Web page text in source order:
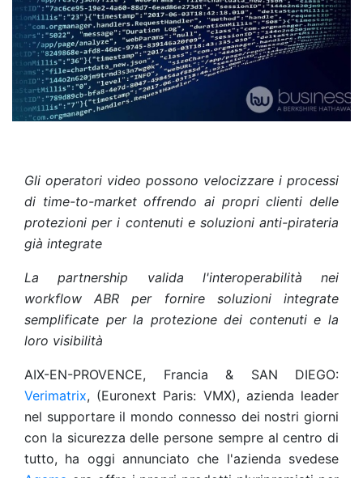
Gli operatori video possono velocizzare i processi
di time-to-market offrendo ai propri clienti delle
protezioni per i contenuti e soluzioni anti-pirateria
già integrate
La partnership valida l'interoperabilità nei
workflow ABR per fornire soluzioni integrate
semplificate per la protezione dei contenuti e la
loro visibilità
AIX-EN-PROVENCE, Francia & SAN DIEGO:
Verimatrix, (Euronext Paris: VMX), azienda leader
nel supportare il mondo connesso dei nostri giorni
con la sicurezza delle persone sempre al centro di
tutto, ha oggi annunciato che l'azienda svedese